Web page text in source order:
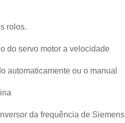
rolos.
do servo motor a velocidade
automaticamente ou o manual
da frequência de Siemens